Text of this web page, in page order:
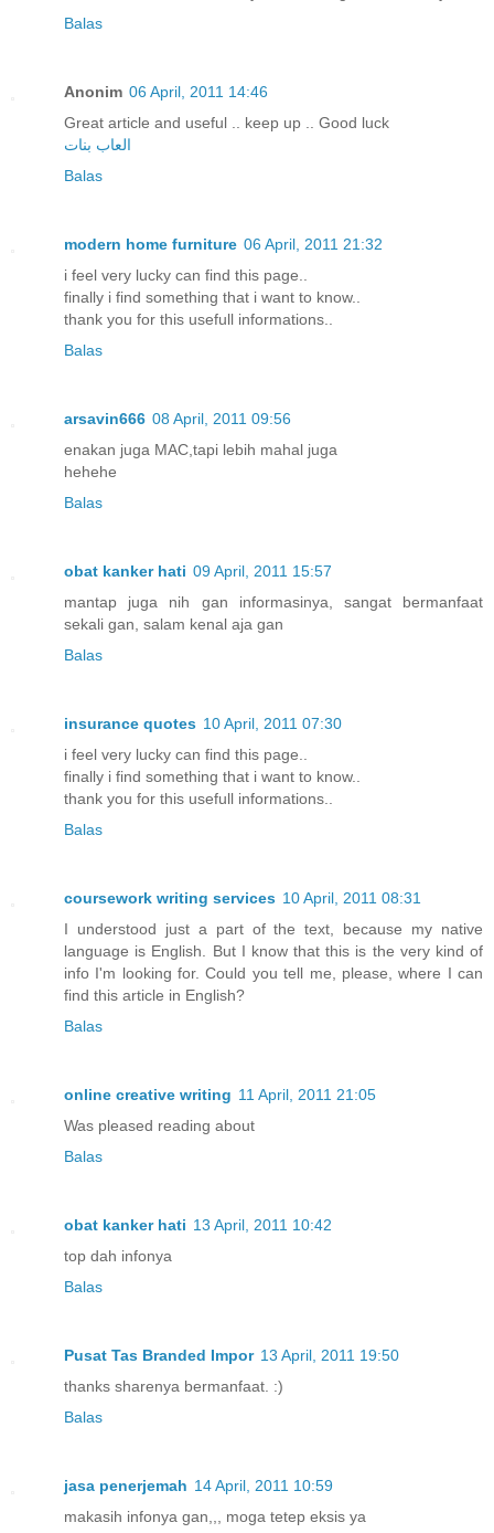
Balas
Anonim 06 April, 2011 14:46
Great article and useful .. keep up .. Good luck
العاب بنات
Balas
modern home furniture 06 April, 2011 21:32
i feel very lucky can find this page..
finally i find something that i want to know..
thank you for this usefull informations..
Balas
arsavin666 08 April, 2011 09:56
enakan juga MAC,tapi lebih mahal juga
hehehe
Balas
obat kanker hati 09 April, 2011 15:57
mantap juga nih gan informasinya, sangat bermanfaat
sekali gan, salam kenal aja gan
Balas
insurance quotes 10 April, 2011 07:30
i feel very lucky can find this page..
finally i find something that i want to know..
thank you for this usefull informations..
Balas
coursework writing services 10 April, 2011 08:31
I understood just a part of the text, because my native
language is English. But I know that this is the very kind of
info I'm looking for. Could you tell me, please, where I can
find this article in English?
Balas
online creative writing 11 April, 2011 21:05
Was pleased reading about
Balas
obat kanker hati 13 April, 2011 10:42
top dah infonya
Balas
Pusat Tas Branded Impor 13 April, 2011 19:50
thanks sharenya bermanfaat. :)
Balas
jasa penerjemah 14 April, 2011 10:59
makasih infonya gan,,, moga tetep eksis ya